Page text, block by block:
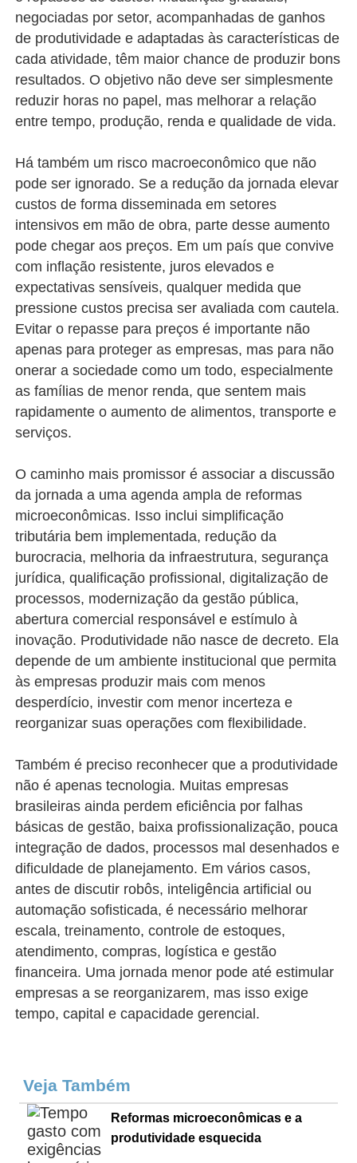
negociadas por setor, acompanhadas de ganhos
de produtividade e adaptadas às características de
cada atividade, têm maior chance de produzir bons
resultados. O objetivo não deve ser simplesmente
reduzir horas no papel, mas melhorar a relação
entre tempo, produção, renda e qualidade de vida.
Há também um risco macroeconômico que não
pode ser ignorado. Se a redução da jornada elevar
custos de forma disseminada em setores
intensivos em mão de obra, parte desse aumento
pode chegar aos preços. Em um país que convive
com inflação resistente, juros elevados e
expectativas sensíveis, qualquer medida que
pressione custos precisa ser avaliada com cautela.
Evitar o repasse para preços é importante não
apenas para proteger as empresas, mas para não
onerar a sociedade como um todo, especialmente
as famílias de menor renda, que sentem mais
rapidamente o aumento de alimentos, transporte e
serviços.
O caminho mais promissor é associar a discussão
da jornada a uma agenda ampla de reformas
microeconômicas. Isso inclui simplificação
tributária bem implementada, redução da
burocracia, melhoria da infraestrutura, segurança
jurídica, qualificação profissional, digitalização de
processos, modernização da gestão pública,
abertura comercial responsável e estímulo à
inovação. Produtividade não nasce de decreto. Ela
depende de um ambiente institucional que permita
às empresas produzir mais com menos
desperdício, investir com menor incerteza e
reorganizar suas operações com flexibilidade.
Também é preciso reconhecer que a produtividade
não é apenas tecnologia. Muitas empresas
brasileiras ainda perdem eficiência por falhas
básicas de gestão, baixa profissionalização, pouca
integração de dados, processos mal desenhados e
dificuldade de planejamento. Em vários casos,
antes de discutir robôs, inteligência artificial ou
automação sofisticada, é necessário melhorar
escala, treinamento, controle de estoques,
atendimento, compras, logística e gestão
financeira. Uma jornada menor pode até estimular
empresas a se reorganizarem, mas isso exige
tempo, capital e capacidade gerencial.
Veja Também
Reformas microeconômicas e a
produtividade esquecida